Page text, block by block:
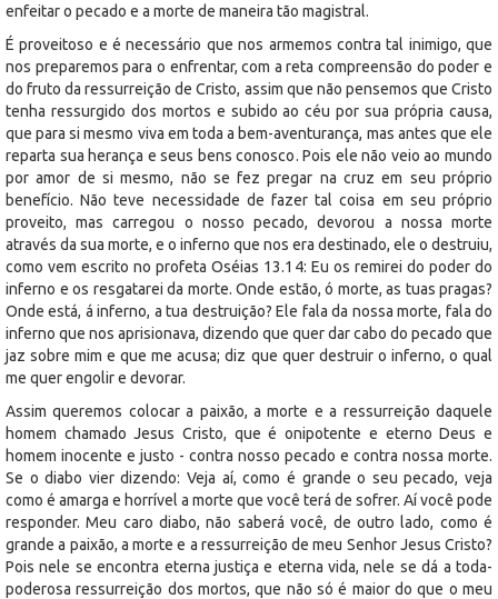
enfeitar o pecado e a morte de maneira tão magistral.
É proveitoso e é necessário que nos armemos contra tal inimigo, que
nos preparemos para o enfrentar, com a reta compreensão do poder e
do fruto da ressurreição de Cristo, assim que não pensemos que Cristo
tenha ressurgido dos mortos e subido ao céu por sua própria causa,
que para si mesmo viva em toda a bem-aventurança, mas antes que ele
reparta sua herança e seus bens conosco. Pois ele não veio ao mundo
por amor de si mesmo, não se fez pregar na cruz em seu próprio
benefício. Não teve necessidade de fazer tal coisa em seu próprio
proveito, mas carregou o nosso pecado, devorou a nossa morte
através da sua morte, e o inferno que nos era destinado, ele o destruiu,
como vem escrito no profeta Oséias 13.14: Eu os remirei do poder do
inferno e os resgatarei da morte. Onde estão, ó morte, as tuas pragas?
Onde está, á inferno, a tua destruição? Ele fala da nossa morte, fala do
inferno que nos aprisionava, dizendo que quer dar cabo do pecado que
jaz sobre mim e que me acusa; diz que quer destruir o inferno, o qual
me quer engolir e devorar.
Assim queremos colocar a paixão, a morte e a ressurreição daquele
homem chamado Jesus Cristo, que é onipotente e eterno Deus e
homem inocente e justo - contra nosso pecado e contra nossa morte.
Se o diabo vier dizendo: Veja aí, como é grande o seu pecado, veja
como é amarga e horrível a morte que você terá de sofrer. Aí você pode
responder. Meu caro diabo, não saberá você, de outro lado, como é
grande a paixão, a morte e a ressurreição de meu Senhor Jesus Cristo?
Pois nele se encontra eterna justiça e eterna vida, nele se dá a toda-
poderosa ressurreição dos mortos, que não só é maior do que o meu